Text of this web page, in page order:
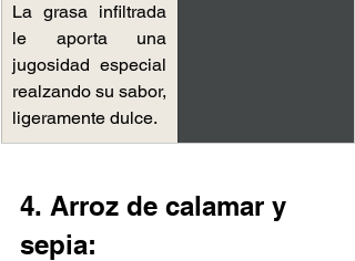
La grasa infiltrada
le aporta una
jugosidad especial
realzando su sabor,
ligeramente dulce.
4. Arroz de calamar y
sepia: